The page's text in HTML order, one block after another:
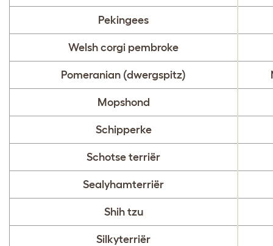
Pekingees
Welsh corgi pembroke
Pomeranian (dwergspitz)
Mopshond
Schipperke
Schotse terriër
Sealyhamterriër
Shih tzu
Silkyterriër